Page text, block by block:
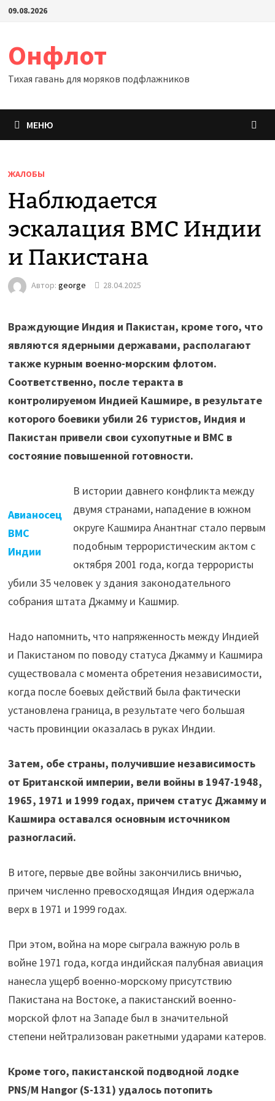
Перейти
09.08.2026
Онфлот
Тихая гавань для моряков подфлажников
МЕНЮ
ЖАЛОБЫ
Наблюдается
эскалация ВМС Индии
и Пакистана
Автор: george 28.04.2025
Враждующие Индия и Пакистан, кроме того, что
являются ядерными державами, располагают
также курным военно-морским флотом.
Соответственно, после теракта в
контролируемом Индией Кашмире, в результате
которого боевики убили 26 туристов, Индия и
Пакистан привели свои сухопутные и ВМС в
состояние повышенной готовности.
Авианосец
ВМС
Индии
В истории давнего конфликта между
двумя странами, нападение в южном
округе Кашмира Анантнаг стало первым
подобным террористическим актом с
октября 2001 года, когда террористы
убили 35 человек у здания законодательного
собрания штата Джамму и Кашмир.
Надо напомнить, что напряженность между Индией
и Пакистаном по поводу статуса Джамму и Кашмира
существовала с момента обретения независимости,
когда после боевых действий была фактически
установлена граница, в результате чего большая
часть провинции оказалась в руках Индии.
Затем, обе страны, получившие независимость
от Британской империи, вели войны в 1947-1948,
1965, 1971 и 1999 годах, причем статус Джамму и
Кашмира оставался основным источником
разногласий.
В итоге, первые две войны закончились вничью,
причем численно превосходящая Индия одержала
верх в 1971 и 1999 годах.
При этом, война на море сыграла важную роль в
войне 1971 года, когда индийская палубная авиация
нанесла ущерб военно-морскому присутствию
Пакистана на Востоке, а пакистанский военно-
морской флот на Западе был в значительной
степени нейтрализован ракетными ударами катеров.
Кроме того, пакистанской подводной лодке
PNS/M Hangor (S-131) удалось потопить